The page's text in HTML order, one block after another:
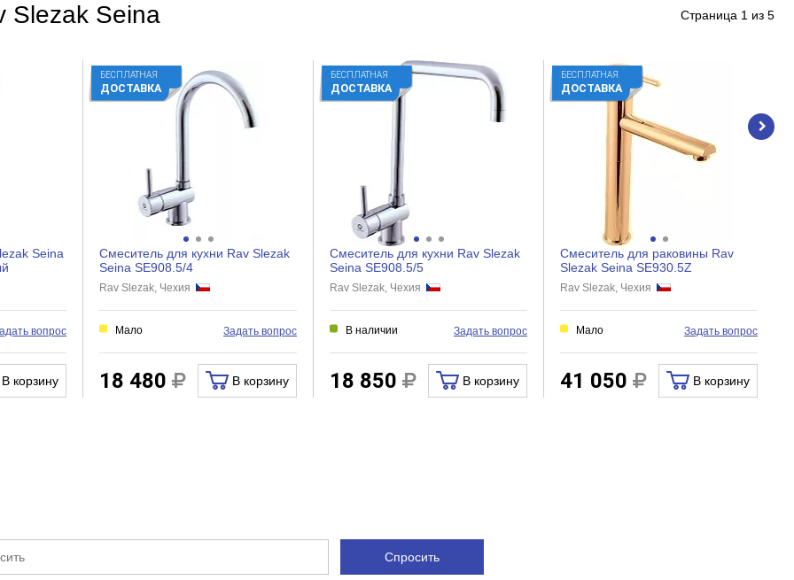
Латунь
Рычажное
Slezak Seina Страница 1 из 5
Seina
вопрос
В корзину
БЕСПЛАТНАЯ
ДОСТАВКА
Смеситель для кухни Rav Slezak
Seina SE908.5/4
Rav Slezak, Чехия
Мало Задать вопрос
18 480 В корзину
БЕСПЛАТНАЯ
ДОСТАВКА
Смеситель для кухни Rav Slezak
Seina SE908.5/5
Rav Slezak, Чехия
В наличии Задать вопрос
18 850 В корзину
БЕСПЛАТНАЯ
ДОСТАВКА
Смеситель для раковины Rav
Slezak Seina SE930.5Z
Rav Slezak, Чехия
Мало Задать вопрос
41 050 В корзину
Спросить